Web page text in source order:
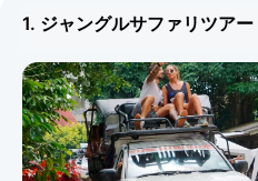
1. ジャングルサファリツアー